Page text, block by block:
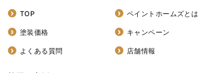
TOP ペイントホームズとは
塗装価格 キャンペーン
よくある質問 店舗情報